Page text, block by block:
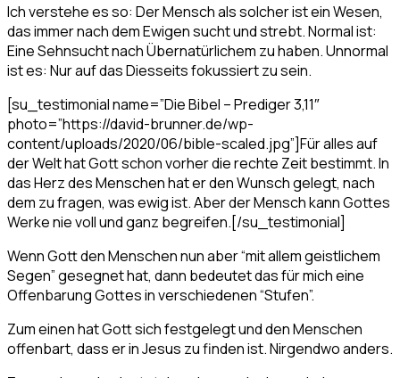
Ich verstehe es so: Der Mensch als solcher ist ein Wesen,
das immer nach dem Ewigen sucht und strebt. Normal ist:
Eine Sehnsucht nach Übernatürlichem zu haben. Unnormal
ist es: Nur auf das Diesseits fokussiert zu sein.
[su_testimonial name=”Die Bibel – Prediger 3,11″
photo=”https://david-brunner.de/wp-
content/uploads/2020/06/bible-scaled.jpg”]Für alles auf
der Welt hat Gott schon vorher die rechte Zeit bestimmt. In
das Herz des Menschen hat er den Wunsch gelegt, nach
dem zu fragen, was ewig ist. Aber der Mensch kann Gottes
Werke nie voll und ganz begreifen.[/su_testimonial]
Wenn Gott den Menschen nun aber “mit allem geistlichem
Segen” gesegnet hat, dann bedeutet das für mich eine
Offenbarung Gottes in verschiedenen “Stufen”.
Zum einen hat Gott sich festgelegt und den Menschen
offenbart, dass er in Jesus zu finden ist. Nirgendwo anders.